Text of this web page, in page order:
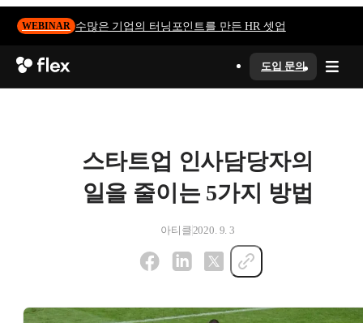
WEBINAR 수많은 기업의 터닝포인트를 만든 HR 셋업
도입 문의
스타트업 인사담당자의
일을 줄이는 5가지 방법
아티클 2020. 9. 3